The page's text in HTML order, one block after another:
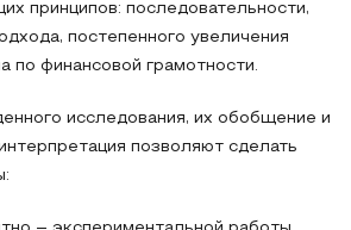
принципов: последовательности,
постепенного увеличения
по финансовой грамотности.
исследования, их обобщение и
позволяют сделать